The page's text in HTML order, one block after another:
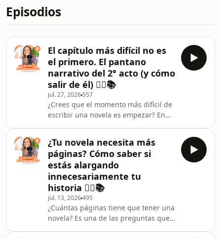
Episodios
El capítulo más difícil no es
el primero. El pantano
narrativo del 2° acto (y cómo
salir de él) ✍🏻📚
jul. 27, 2026 557
¿Crees que el momento más difícil de
escribir una novela es empezar? En
llega mucho después. Justo en la
mitad de la historia, cuando la ilusión
del principio ha desaparecido, el final
todavía parece muy lejano y empiezan
las dudas. A ese momento se le
conoce como el pantano narrativo del
segundo acto y en este nuevo
episodio quiero ayu
¿Tu novela necesita más
páginas? Cómo saber si
estás alargando
innecesariamente tu
historia ✍🏻📚
jul. 13, 2026495
¿Cuántas páginas tiene que tener una
novela? Es una de las preguntas que